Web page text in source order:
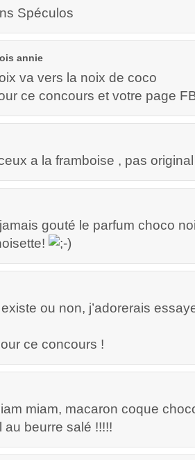
Spéculos
annie
va vers la noix de coco
ce concours et votre page
a la framboise , pas
jamais gouté le parfum choco
ou non, j’adorerais
ce concours !
miam, macaron coque
au beurre salé !!!!!